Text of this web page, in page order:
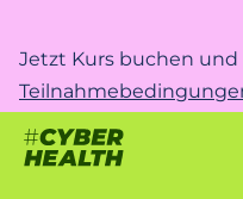
Jetzt Kurs buchen und